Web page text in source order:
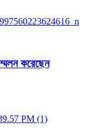
করেছেন